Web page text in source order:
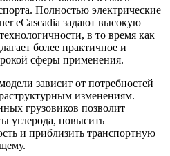
Полностью электрические
eCascadia задают высокую
в то время как
более практичное и
сферы применения.
зависит от потребностей
изменениям.
грузовиков позволит
углерода, повысить
и приблизить транспортную